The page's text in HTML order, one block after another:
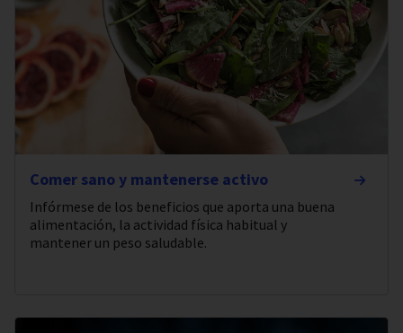
Comer sano y mantenerse activo
Infórmese de los beneficios que aporta una buena
alimentación, la actividad física habitual y
mantener un peso saludable.